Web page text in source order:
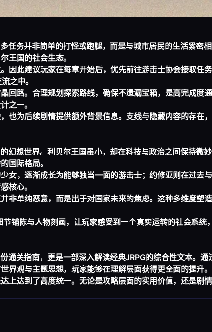
任务并非简单的打怪或跑腿，而是与城市居民的生活紧密
王国的社会生态。
因此建议玩家在每章开始后，优先前往游击士协会接取任
之中。
回路。合理规划探索路线，确保不遗漏宝箱，是高完成度
之一。
也为后续剧情提供额外背景信息。支线与隐藏内容的存在
幻想世界。利贝尔王国虽小，却在科技与政治之间保持微
国际格局。
女，逐渐成长为能够独当一面的游击士；约修亚则在过去
核心。
非单纯恶意，而是出于对国家未来的焦虑。这种多维度塑
铺陈与人物刻画，让玩家感受到一个真实运转的社会系统
通关指南，更是一部深入解读经典JRPG的综合性文本。通
界观与主题思想，玩家能够在理解层面获得更全面的提升。
上达到了高度统一。无论是攻略层面的实用价值，还是剧